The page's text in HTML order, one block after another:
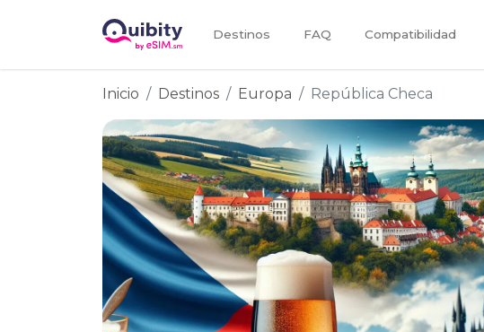
Destinos FAQ Compatibilidad
Inicio Destinos Europa República Checa